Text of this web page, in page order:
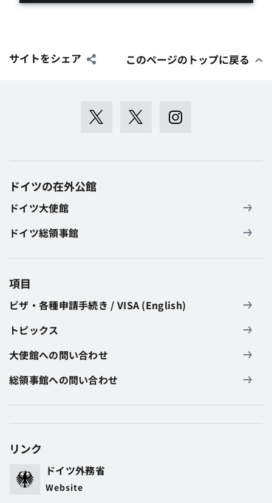
サイトをシェア このページのトップに戻る
ドイツの在外公館
ドイツ大使館
ドイツ総領事館
項目
ビザ・各種申請手続き / VISA (English)
トピックス
大使館への問い合わせ
総領事館への問い合わせ
リンク
ドイツ外務省
Website